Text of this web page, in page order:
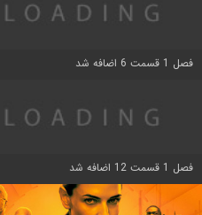
فصل 1 قسمت 6 اضافه شد
فصل 1 قسمت 12 اضافه شد